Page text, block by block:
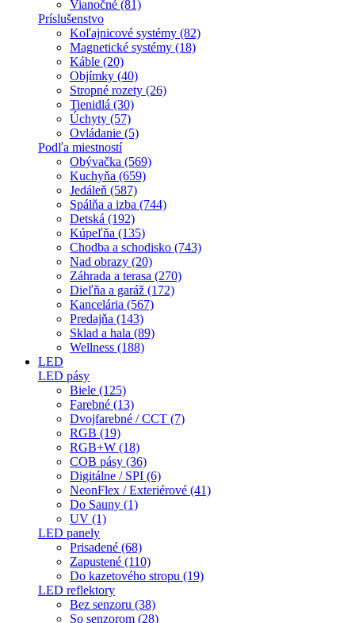
Vianočné (81)
Príslušenstvo
Koľajnicové systémy (82)
Magnetické systémy (18)
Káble (20)
Objímky (40)
Stropné rozety (26)
Tienidlá (30)
Úchyty (57)
Ovládanie (5)
Podľa miestností
Obývačka (569)
Kuchyňa (659)
Jedáleň (587)
Spálňa a izba (744)
Detská (192)
Kúpeľňa (135)
Chodba a schodisko (743)
Nad obrazy (20)
Záhrada a terasa (270)
Dieľňa a garáž (172)
Kancelária (567)
Predajňa (143)
Sklad a hala (89)
Wellness (188)
LED
LED pásy
Biele (125)
Farebné (13)
Dvojfarebné / CCT (7)
RGB (19)
RGB+W (18)
COB pásy (36)
Digitálne / SPI (6)
NeonFlex / Exteriérové (41)
Do Sauny (1)
UV (1)
LED panely
Prisadené (68)
Zapustené (110)
Do kazetového stropu (19)
LED reflektory
Bez senzoru (38)
So senzorom (28)